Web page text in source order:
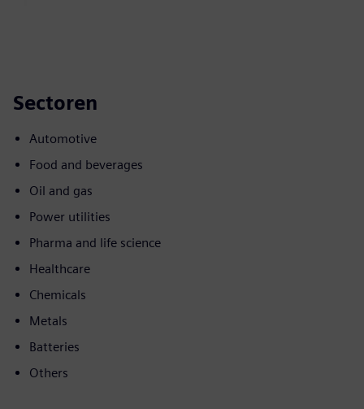
Sectoren
Automotive
Food and beverages
Oil and gas
Power utilities
Pharma and life science
Healthcare
Chemicals
Metals
Batteries
Others